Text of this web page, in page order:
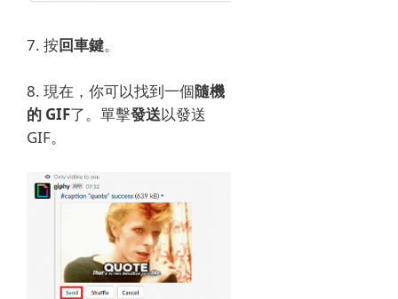
7. 按回車鍵。
8. 現在，你可以找到一個隨機
的 GIF了。 單擊發送以發送
GIF。